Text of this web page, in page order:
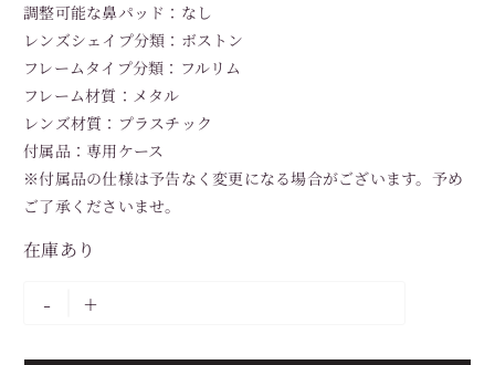
調整可能な鼻パッド：なし
レンズシェイプ分類：ボストン
フレームタイプ分類：フルリム
フレーム材質：メタル
レンズ材質：プラスチック
付属品：専用ケース
※付属品の仕様は予告なく変更になる場合がございます。予め
ご了承くださいませ。
在庫あり
- +